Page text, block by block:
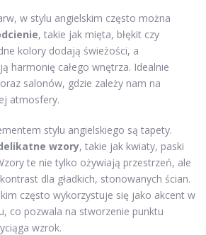
w stylu angielskim często można
, takie jak mięta, błękit czy
kolory dodają świeżości, a
harmonię całego wnętrza. Idealnie
salonów, gdzie zależy nam na
atmosfery.
stylu angielskiego są tapety.
wzory, takie jak kwiaty, paski
te nie tylko ożywiają przestrzeń, ale
dla gładkich, stonowanych ścian.
często wykorzystuje się jako akcent w
co pozwala na stworzenie punktu
wzrok.